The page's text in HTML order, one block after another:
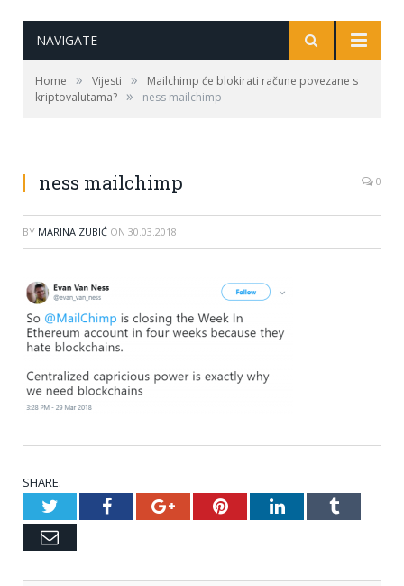
NAVIGATE
Home » Vijesti »
Mailchimp će blokirati račune povezane s
kriptovalutama? » ness mailchimp
ness mailchimp 0
BY MARINA ZUBIĆ ON 30.03.2018
SHARE.
TwitterFacebookGoogle+PinterestLinkedInTumblr
Email